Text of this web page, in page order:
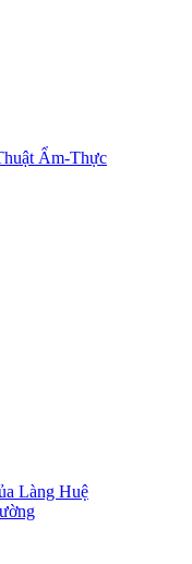
Ẩm-Thực
Làng Huệ